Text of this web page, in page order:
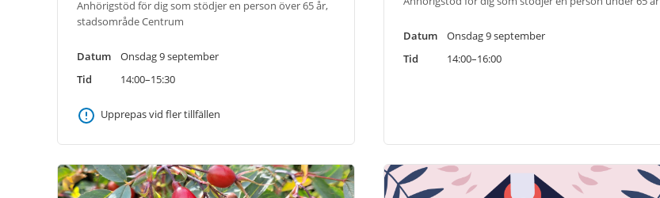
Anhörigstöd för dig som stödjer en person över 65 år,
stadsområde Centrum
Datum
Onsdag 9 september
Tid
14:00–15:30
Upprepas vid fler tillfällen
Datum
Onsdag 9 september
Tid
14:00–16:00